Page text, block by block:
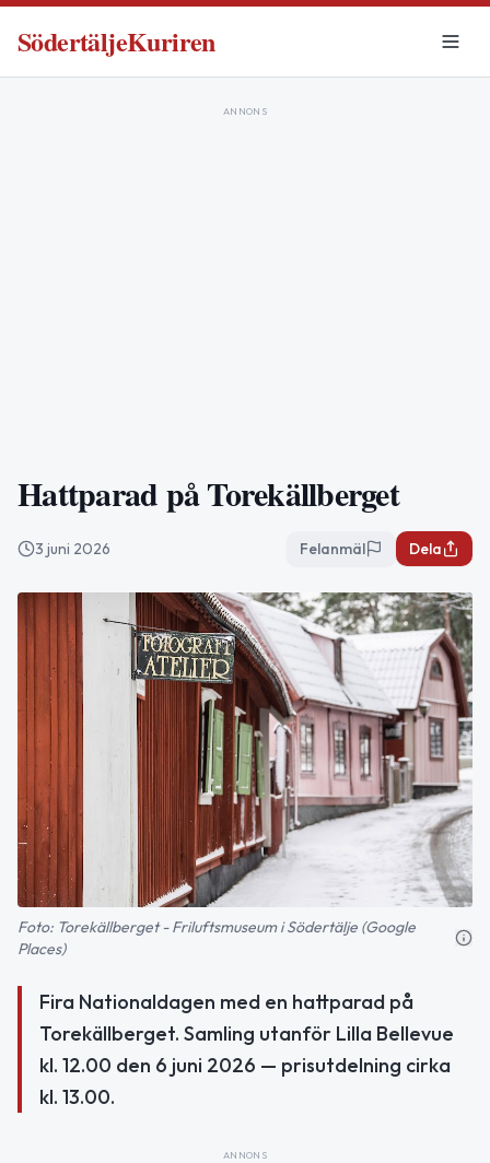
SödertäljeKuriren
ANNONS
Hattparad på Torekällberget
3 juni 2026 Felanmäl Dela
Foto: Torekällberget - Friluftsmuseum i Södertälje (Google
Places)
Fira Nationaldagen med en hattparad på
Torekällberget. Samling utanför Lilla Bellevue
kl. 12.00 den 6 juni 2026 — prisutdelning cirka
kl. 13.00.
ANNONS